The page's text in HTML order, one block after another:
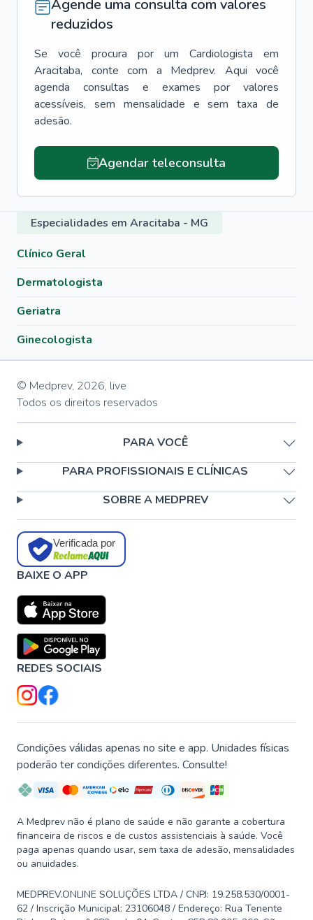
Agende uma consulta com valores
reduzidos
Se você procura por um Cardiologista
em
Aracitaba, conte com a Medprev. Aqui você
agenda consultas e exames por valores
acessíveis, sem mensalidade e sem taxa de
adesão.
Agendar teleconsulta
Especialidades em Aracitaba - MG
Clínico Geral
Dermatologista
Geriatra
Ginecologista
© Medprev, 2026, live
Todos os direitos reservados
PARA VOCÊ
PARA PROFISSIONAIS E CLÍNICAS
SOBRE A MEDPREV
Verificada por
BAIXE O APP
REDES SOCIAIS
Condições válidas apenas no site e app. Unidades físicas
poderão ter condições diferentes. Consulte!
A Medprev não é plano de saúde e não garante a cobertura
financeira de riscos e de custos assistenciais à saúde. Você
paga apenas quando usar, sem taxa de adesão, mensalidades
ou anuidades.
MEDPREV.ONLINE SOLUÇÕES LTDA / CNPJ: 19.258.530/0001-
62 / Inscrição Municipal: 23106048 / Endereço: Rua Tenente